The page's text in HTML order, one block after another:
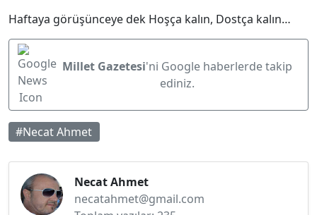
Haftaya görüşünceye dek Hoşça kalın, Dostça kalın…
Millet Gazetesi'ni Google haberlerde takip
ediniz.
#Necat Ahmet
Necat Ahmet
necatahmet@gmail.com